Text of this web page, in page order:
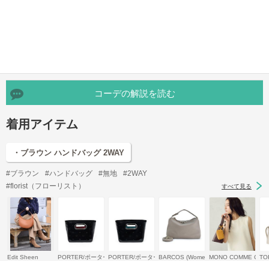
コーデの解説を読む
着用アイテム
・ブラウン ハンドバッグ 2WAY
#ブラウン #ハンドバッグ #無地
#2WAY
#florist（フローリスト）
すべて見る
Edit Sheen
PORTER/ポーターPORTER/ポーターBARCOS (Women)/バルコスMONO COMME CA